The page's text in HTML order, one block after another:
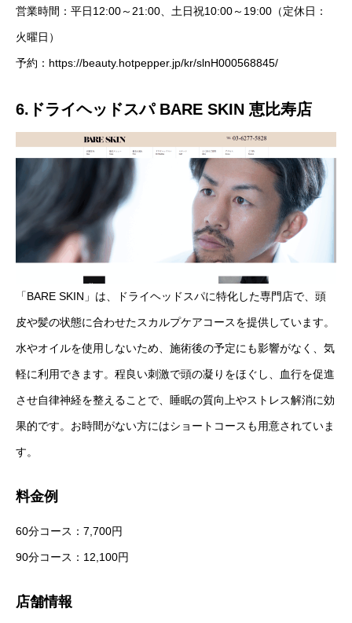
営業時間：平日12:00～21:00、土日祝10:00～19:00（定休日：
火曜日）
予約： https://beauty.hotpepper.jp/kr/slnH000568845/
6.ドライヘッドスパ BARE SKIN 恵比寿店
「BARE SKIN」は、ドライヘッドスパに特化した専門店で、頭
皮や髪の状態に合わせたスカルプケアコースを提供しています。
水やオイルを使用しないため、施術後の予定にも影響がなく、気
軽に利用できます。程良い刺激で頭の凝りをほぐし、血行を促進
させ自律神経を整えることで、睡眠の質向上やストレス解消に効
果的です。お時間がない方にはショートコースも用意されていま
す。
料金例
60分コース：7,700円
90分コース：12,100円
店舗情報